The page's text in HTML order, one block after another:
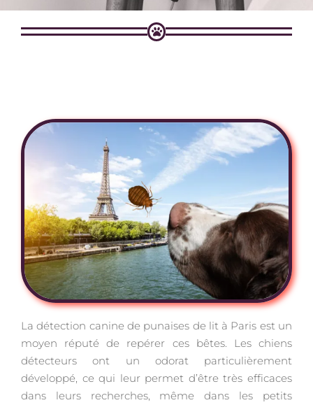
La détection canine de punaises de lit à Paris est un
moyen réputé de repérer ces bêtes. Les chiens
détecteurs ont un odorat particulièrement
développé, ce qui leur permet d’être très efficaces
dans leurs recherches, même dans les petits